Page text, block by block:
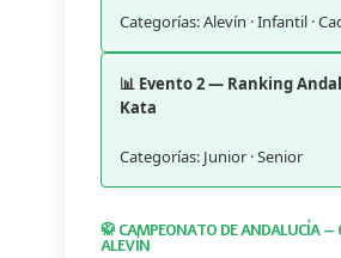
Categorías: Alevín · Infantil ·
📊 Evento 2 — Ranking
Kata
Categorías: Junior · Senior
🥋 CAMPEONATO DE ANDALUCÍA —
ALEVÍN